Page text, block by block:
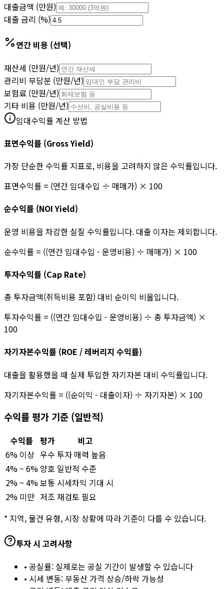
대출금액 (만원)
대출 금리 (%)
연간 비용 (선택)
재산세 (만원/년)
관리비 부담분 (만원/년)
보험료 (만원/년)
기타 비용 (만원/년)
임대수익률 계산 방법
표면수익률 (Gross Yield)
가장 단순한 수익률 지표로, 비용을 고려하지 않은 수익률입니다.
표면수익률 = (연간 임대수입 ÷ 매매가) × 100
순수익률 (NOI Yield)
운영 비용을 차감한 실질 수익률입니다. 대출 이자는 제외합니다.
순수익률 = ((연간 임대수입 - 운영비용) ÷ 매매가) × 100
투자수익률 (Cap Rate)
총 투자금액(취득비용 포함) 대비 순이익 비율입니다.
투자수익률 = ((연간 임대수입 - 운영비용) ÷ 총 투자금액) ×
100
자기자본수익률 (ROE / 레버리지 수익률)
대출을 활용했을 때 실제 투입한 자기자본 대비 수익률입니다.
자기자본수익률 = ((순이익 - 대출이자) ÷ 자기자본) × 100
수익률 평가 기준 (일반적)
수익률 평가
비고
6% 이상 우수 투자 매력 높음
4% ~ 6% 양호 일반적 수준
2% ~ 4%보통 시세차익 기대 시
2% 미만 저조 재검토 필요
* 지역, 물건 유형, 시장 상황에 따라 기준이 다를 수 있습니다.
투자 시 고려사항
• 공실률: 실제로는 공실 기간이 발생할 수 있습니다
• 시세 변동: 부동산 가격 상승/하락 가능성